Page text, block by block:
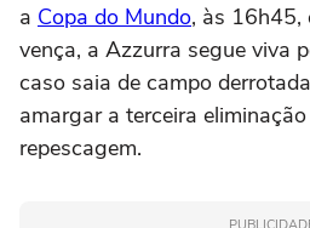
a Copa do Mundo, às 16h45,
vença, a Azzurra segue viva
caso saia de campo
amargar a terceira
repescagem.